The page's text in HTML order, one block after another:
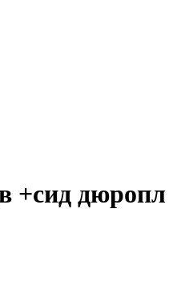
+сид дюропл